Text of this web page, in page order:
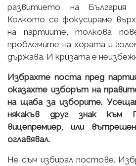
развитието на
Колкото се фокусираме
на партиите, толкова
проблемите на хората и
държава. И кризата е
Избрахте поста пред
оказахте изборът на
на щаба за изборите.
някакъв друг знак към
вицепремиер, или
оглавявал.
Не съм избирал постове.